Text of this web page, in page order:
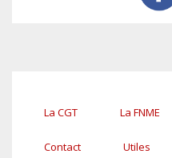
PiedLa CGT La FNME
Contact Utiles